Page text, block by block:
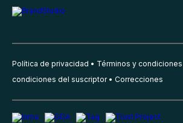
Política de privacidad Términos y condiciones
condiciones del suscriptor
Correcciones